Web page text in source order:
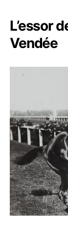
L’essor
Vendée